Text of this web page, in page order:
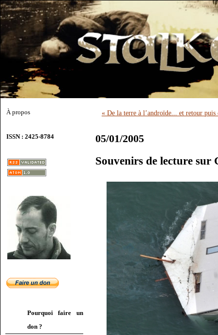
À propos
ISSN : 2425-8784
Pourquoi faire un
don ?
« De la terre à l’androïde... et retour puis
05/01/2005
Souvenirs de lecture sur